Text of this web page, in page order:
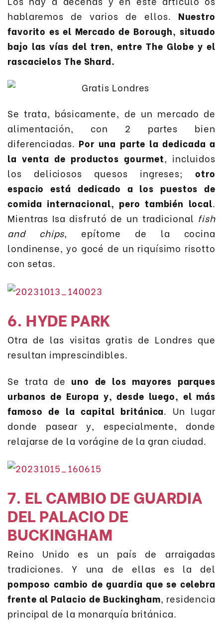
hablaremos de varios de ellos. Nuestro
favorito es el Mercado de Borough, situado
bajo las vías del tren, entre The Globe y el
rascacielos The Shard.
Se trata, básicamente, de un mercado de
alimentación, con 2 partes bien
diferenciadas. Por una parte la dedicada a
la venta de productos gourmet, incluidos
los deliciosos quesos ingreses;otro
espacio está dedicado a los puestos de
comida internacional, pero también local.
Mientras Isa disfrutó de un tradicional fish
and chips, epítome de la cocina
londinense, yo gocé de un riquísimo risotto
con setas.
6. HYDE PARK
Otra de las visitas gratis de Londres que
resultan imprescindibles.
Se trata de uno de los mayores parques
urbanos de Europa y, desde luego, el más
famoso de la capital británica. Un lugar
donde pasear y, especialmente, donde
relajarse de la vorágine de la gran ciudad.
7. EL CAMBIO DE GUARDIA
DEL PALACIO DE
BUCKINGHAM
Reino Unido es un país de arraigadas
tradiciones. Y una de ellas es la del
pomposo cambio de guardia que se celebra
frente al Palacio de Buckingham, residencia
principal de la monarquía británica.